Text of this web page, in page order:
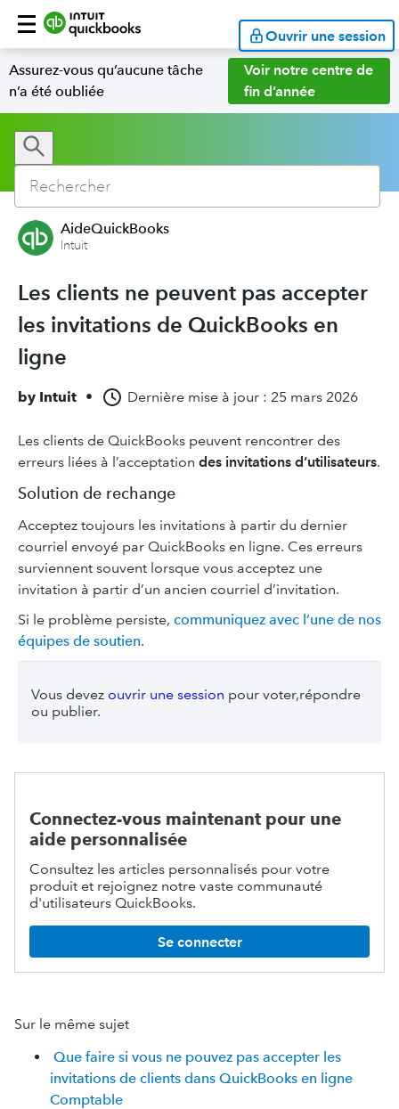
Ouvrir une session
Assurez-vous qu’aucune tâche
n’a été oubliée
Voir notre centre de
fin d’année
AideQuickBooks
Intuit
Les clients ne peuvent pas accepter
les invitations de QuickBooks en
ligne
by Intuit • Dernière mise à jour : 25 mars 2026
Les clients de QuickBooks peuvent rencontrer des
erreurs liées à l’acceptation des invitations d’utilisateurs.
Solution de rechange
Acceptez toujours les invitations à partir du dernier
courriel envoyé par QuickBooks en ligne. Ces erreurs
surviennent souvent lorsque vous acceptez une
invitation à partir d’un ancien courriel d’invitation.
Si le problème persiste, communiquez avec l’une de nos
équipes de soutien.
Vous devez ouvrir une session pour voter,répondre
ou publier.
Connectez-vous maintenant pour une
aide personnalisée
Consultez les articles personnalisés pour votre
produit et rejoignez notre vaste communauté
d'utilisateurs QuickBooks.
Se connecter
Sur le même sujet
Que faire si vous ne pouvez pas accepter les
invitations de clients dans QuickBooks en ligne
Comptable